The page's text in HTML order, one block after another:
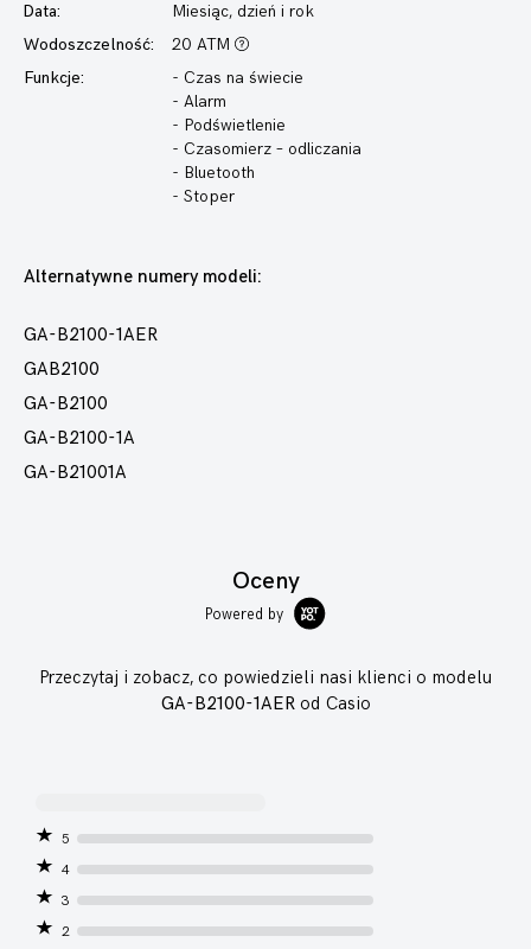
Data:
Miesiąc, dzień i rok
Wodoszczelność:
20 ATM
Funkcje:
- Czas na świecie
- Alarm
- Podświetlenie
- Czasomierz – odliczania
- Bluetooth
- Stoper
Alternatywne numery modeli:
GA-B2100-1AER
GAB2100
GA-B2100
GA-B2100-1A
GA-B21001A
Oceny
Powered by
Przeczytaj i zobacz, co powiedzieli nasi klienci o modelu
GA-B2100-1AERod Casio
5
4
3
2